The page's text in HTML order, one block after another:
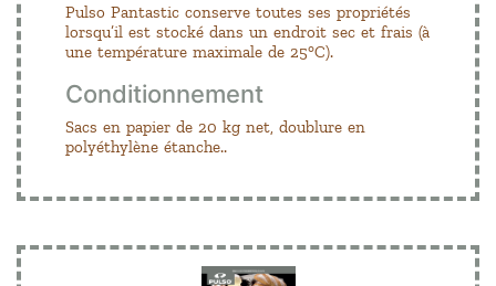
Pulso Pantastic conserve toutes ses propriétés
lorsqu’il est stocké dans un endroit sec et frais (à
une température maximale de 25°C).
Conditionnement
Sacs en papier de 20 kg net, doublure en
polyéthylène étanche..